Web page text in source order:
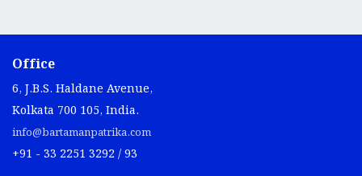
Office
6, J.B.S. Haldane Avenue,
Kolkata 700 105, India.
info@bartamanpatrika.com
+91 - 33 2251 3292 / 93